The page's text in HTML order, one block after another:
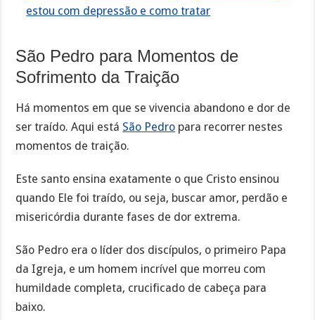
estou com depressão e como tratar
São Pedro para Momentos de
Sofrimento da Traição
Há momentos em que se vivencia abandono e dor de
ser traído. Aqui está São Pedro para recorrer nestes
momentos de traição.
Este santo ensina exatamente o que Cristo ensinou
quando Ele foi traído, ou seja, buscar amor, perdão e
misericórdia durante fases de dor extrema.
São Pedro era o líder dos discípulos, o primeiro Papa
da Igreja, e um homem incrível que morreu com
humildade completa, crucificado de cabeça para
baixo.